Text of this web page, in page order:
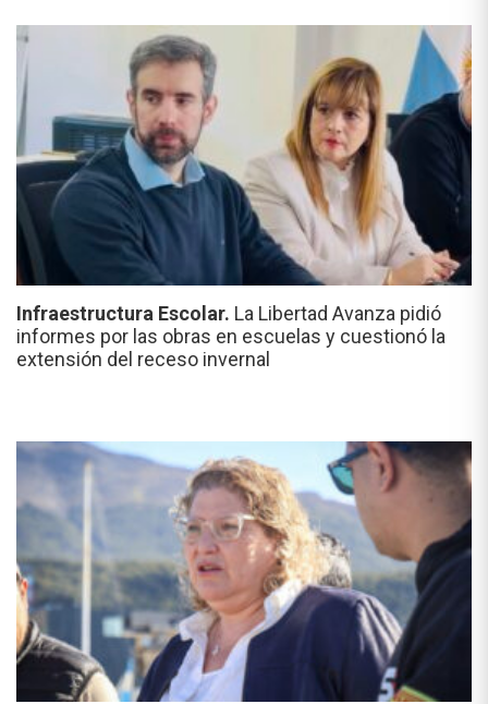
Infraestructura Escolar. La Libertad Avanza pidió
informes por las obras en escuelas y cuestionó la
extensión del receso invernal